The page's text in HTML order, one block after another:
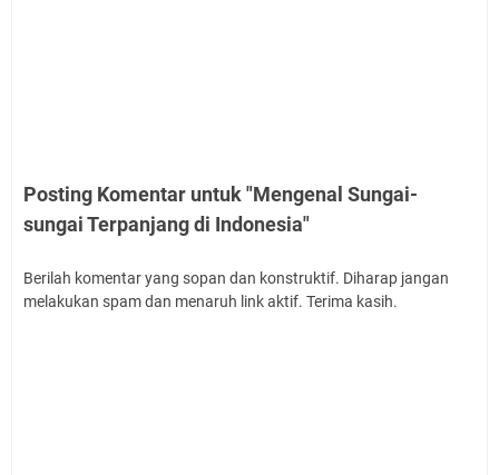
Posting Komentar untuk "Mengenal Sungai-
sungai Terpanjang di Indonesia"
Berilah komentar yang sopan dan konstruktif. Diharap jangan
melakukan spam dan menaruh link aktif. Terima kasih.